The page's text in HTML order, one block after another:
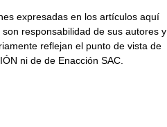
expresadas en los artículos aquí
son responsabilidad de sus autores y
reflejan el punto de vista de
ni de de Enacción SAC.